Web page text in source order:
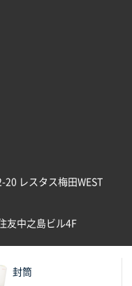
レスタス梅田WEST
友中之島ビル4F
封筒